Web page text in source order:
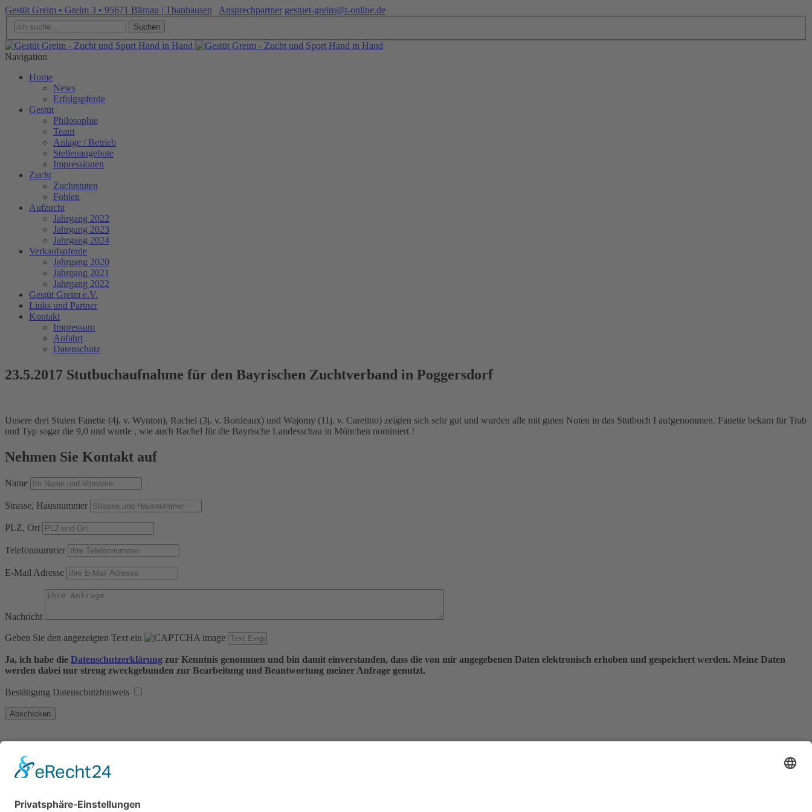
Gestüt Greim • Greim 3 • 95671 Bärnau | Thanhausen Ansprechpartner gestuet-greim@t-online.de
Suchen
Navigation
Home
News
Erfolgspferde
Gestüt
Philosophie
Team
Anlage / Betrieb
Stellenangebote
Impressionen
Zucht
Zuchtstuten
Fohlen
Aufzucht
Jahrgang 2022
Jahrgang 2023
Jahrgang 2024
Verkaufspferde
Jahrgang 2020
Jahrgang 2021
Jahrgang 2022
Gestüt Greim e.V.
Links und Partner
Kontakt
Impressum
Anfahrt
Datenschutz
23.5.2017 Stutbuchaufnahme für den Bayrischen Zuchtverband in Poggersdorf
Unsere drei Stuten Fanette (4j. v. Wynton), Rachel (3j. v. Bordeaux) und Wajomy (11j. v. Caretino) zeigten sich sehr gut und wurden alle mit guten Noten in das Stutbuch I aufgenommen. Fanette bekam für Trab
und Typ sogar die 9,0 und wurde , wie auch Rachel für die Bayrische Landesschau in München nominiert !
Nehmen Sie Kontakt auf
Name
Strasse, Hausnummer
PLZ, Ort
Telefonnummer
E-Mail Adresse
Nachricht
Geben Sie den angezeigten Text ein
Ja, ich habe die Datenschutzerklärung zur Kenntnis genommen und bin damit einverstanden, dass die von mir angegebenen Daten elektronisch erhoben und gespeichert werden. Meine Daten
werden dabei nur streng zweckgebunden zur Bearbeitung und Beantwortung meiner Anfrage genutzt.
Bestätigung Datenschutzhinweis
Wichtige Links
Kontakt